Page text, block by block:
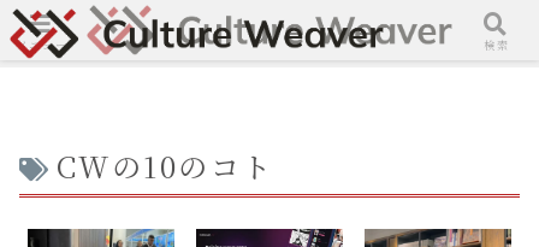
CWの10のコト
メニュー 検索